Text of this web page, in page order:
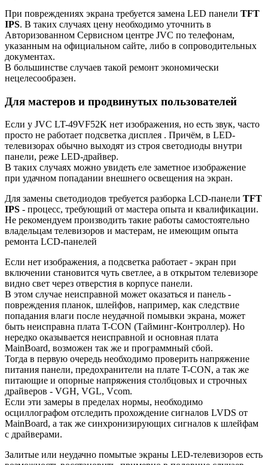
При повреждениях экрана требуется замена LED панели TFT
IPS. В таких случаях цену необходимо уточнить в
Авторизованном Сервисном центре JVC по телефонам,
указанным на официальном сайте, либо в сопроводительных
документах.
В большинстве случаев такой ремонт экономически
нецелесообразен.
Для мастеров и продвинутых пользователей
Если у JVC LT-49VF52K нет изображения, но есть звук, часто
просто не работает подсветка дисплея . Причём, в LED-
телевизорах обычно выходят из строя светодиоды внутри
панели, реже LED-драйвер.
В таких случаях можно увидеть еле заметное изображение
при удачном попадании внешнего освещения на экран.
Для замены светодиодов требуется разборка LCD-панели TFT
IPS - процесс, требующий от мастера опыта и квалификации.
Не рекомендуем производить такие работы самостоятельно
владельцам телевизоров и мастерам, не имеющим опыта
ремонта LCD-панелей
Если нет изображения, а подсветка работает - экран при
включении становится чуть светлее, а в открытом телевизоре
видно свет через отверстия в корпусе панели.
В этом случае неисправной может оказаться и панель -
повреждения планок, шлейфов, например, как следствие
попадания влаги после неудачной помывки экрана, может
быть неисправна плата T-CON (Тайминг-Контроллер). Но
нередко оказывается неисправной и основная плата
MainBoard, возможен так же и программный сбой.
Тогда в первую очередь необходимо проверить напряжение
питания панели, предохранители на плате T-CON, а так же
питающие и опорные напряжения столбцовых и строчных
драйверов - VGH, VGL, Vcom.
Если эти замеры в пределах нормы, необходимо
осциллографом отследить прохождение сигналов LVDS от
MainBoard, а так же синхронизирующих сигналов к шлейфам
с драйверами.
Залитые или неудачно помытые экраны LED-телевизоров есть